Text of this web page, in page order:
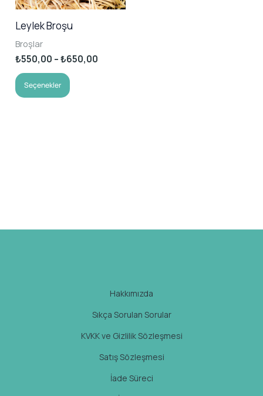
Leylek Broşu
Broşlar
₺550,00 –₺650,00
Seçenekler
Bu
ürünün
Hakkımızda
Sıkça Sorulan Sorular
KVKK ve Gizlilik Sözleşmesi
Satış Sözleşmesi
İade Süreci